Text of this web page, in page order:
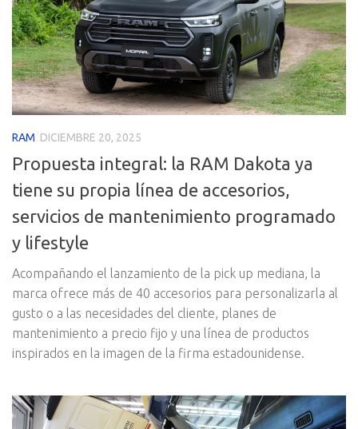
RAM DICIEMBRE 20, 2025
Propuesta integral: la RAM Dakota ya
tiene su propia línea de accesorios,
servicios de mantenimiento programado
y lifestyle
Acompañando el lanzamiento de la pick up mediana, la
marca ofrece más de 40 accesorios para personalizarla al
gusto o a las necesidades del cliente, planes de
mantenimiento a precio fijo y una línea de productos
inspirados en la imagen de la firma estadounidense.